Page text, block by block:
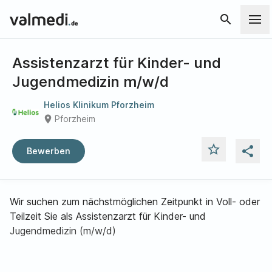
search
Assistenzarzt für Kinder- und
Jugendmedizin m/w/d
Helios Klinikum Pforzheim
place Pforzheim
Bewerben star_outline share
Wir suchen zum nächstmöglichen Zeitpunkt in Voll- oder
Teilzeit Sie als Assistenzarzt für Kinder- und
Jugendmedizin (m/w/d)